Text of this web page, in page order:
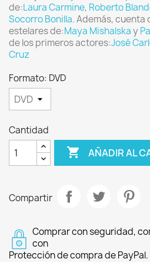
de:Laura Carmine, Roberto
Socorro Bonilla. Además,
estelares de:Maya Mishalskay
de los primeros actores:José
Cruz
Formato: DVD
Cantidad
 AÑADIR AL
Compartir
Comprar con seguridad,
con
Protección de compra de PayPal.